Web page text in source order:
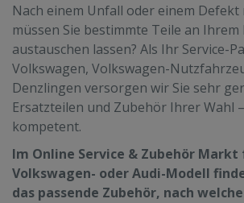
Nach einem Unfall oder einem
müssen Sie bestimmte Teile an Ihrem
austauschen lassen? Als Ihr Service-
Volkswagen, Volkswagen-
Denzlingen versorgen wir Sie sehr
Ersatzteilen und Zubehör Ihrer Wahl
kompetent.
Im Online Service & Zubehör
Volkswagen- oder Audi-Modell
das passende Zubehör, nach